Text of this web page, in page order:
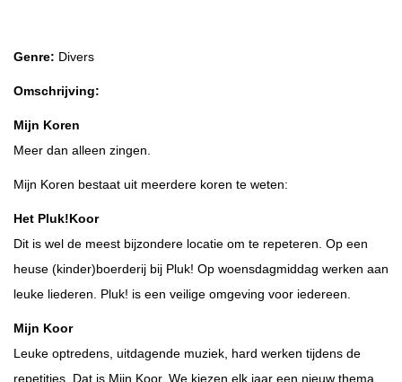
Genre: Divers
Omschrijving:
Mijn Koren
Meer dan alleen zingen.
Mijn Koren bestaat uit meerdere koren te weten:
Het Pluk!Koor
Dit is wel de meest bijzondere locatie om te repeteren. Op een
heuse (kinder)boerderij bij Pluk! Op woensdagmiddag werken aan
leuke liederen. Pluk! is een veilige omgeving voor iedereen.
Mijn Koor
Leuke optredens, uitdagende muziek, hard werken tijdens de
repetities. Dat is Mijn Koor. We kiezen elk jaar een nieuw thema